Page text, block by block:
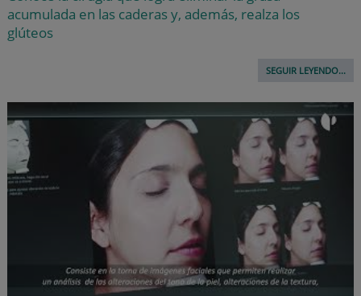
acumulada en las caderas y, además, realza los
glúteos
SEGUIR LEYENDO...